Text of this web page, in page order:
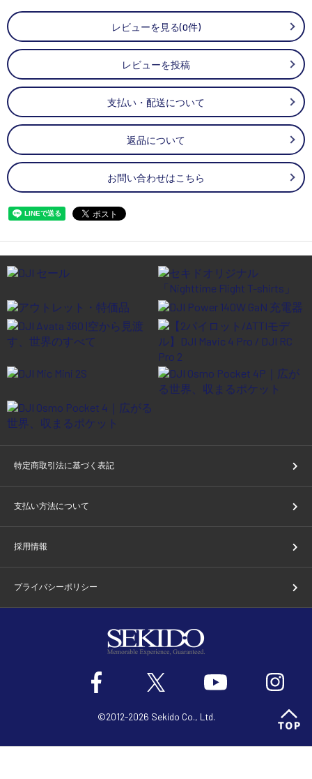
レビューを見る(0件)
レビューを投稿
支払い・配送について
返品について
お問い合わせはこちら
特定商取引法に基づく表記
支払い方法について
採用情報
プライバシーポリシー
©2012-2026 Sekido Co., Ltd.